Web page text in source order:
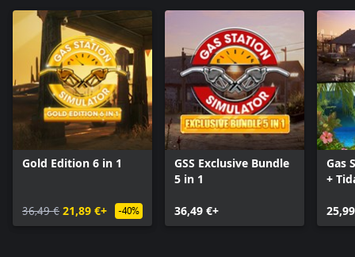
Gold Edition 6 in 1
36,49 € 21,89 €+ -40%
GSS Exclusive Bundle
5 in 1
36,49 €+
Gas
+